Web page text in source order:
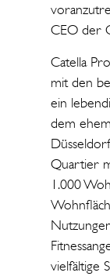
CEO der
Catella
mit den
ein
dem
Quartier
1.000
vielfältige